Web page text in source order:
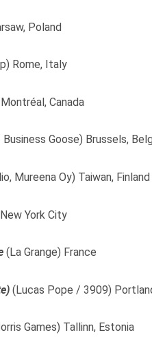
Poland
Rome, Italy
Canada
Goose) Brussels,
Mureena Oy) Taiwan, Finland
York City
(La Grange) France
(Lucas Pope / 3909)
Games) Tallinn, Estonia